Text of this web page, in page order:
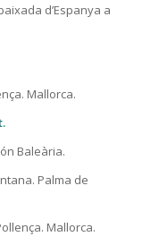
d’Espanya a
Mallorca.
Baleària.
Palma de
Mallorca.